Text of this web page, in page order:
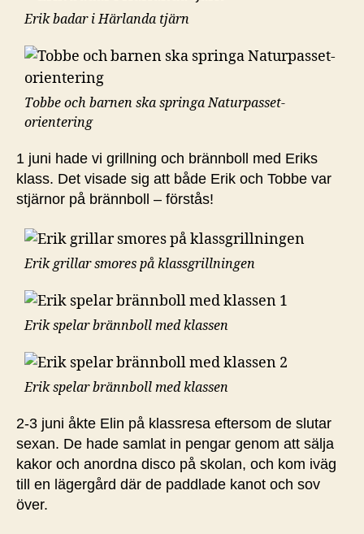
Erik badar i Härlanda tjärn
Tobbe och barnen ska springa Naturpasset-
orientering
1 juni hade vi grillning och brännboll med Eriks
klass. Det visade sig att både Erik och Tobbe var
stjärnor på brännboll – förstås!
Erik grillar smores på klassgrillningen
Erik spelar brännboll med klassen
Erik spelar brännboll med klassen
2-3 juni åkte Elin på klassresa eftersom de slutar
sexan. De hade samlat in pengar genom att sälja
kakor och anordna disco på skolan, och kom iväg
till en lägergård där de paddlade kanot och sov
över.